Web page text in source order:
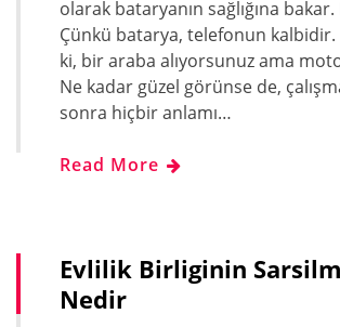
olarak bataryanın sağlığına
Çünkü batarya, telefonun
ki, bir araba alıyorsunuz ama
Ne kadar güzel görünse de,
sonra hiçbir anlamı…
Read More
Evlilik Birliginin
Nedir